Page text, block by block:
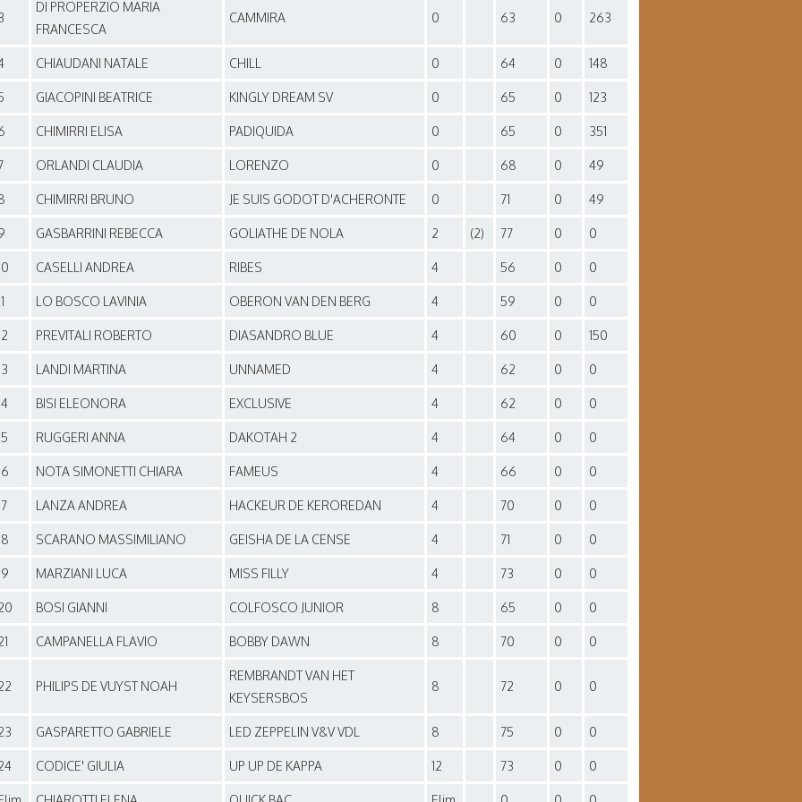
DI PROPERZIO MARIA
FRANCESCA
CAMMIRA 0 63 0 263
CHIAUDANI NATALE CHILL 0 64 0 148
GIACOPINI BEATRICE KINGLY DREAM SV 0 65 0 123
CHIMIRRI ELISA PADIQUIDA 0 65 0 351
ORLANDI CLAUDIA LORENZO 0 68 0 49
CHIMIRRI BRUNO JE SUIS GODOT D'ACHERONTE 0 71 0 49
GASBARRINI REBECCA GOLIATHE DE NOLA 2 (2) 77 0 0
CASELLI ANDREA RIBES 4 56 0 0
LO BOSCO LAVINIA OBERON VAN DEN BERG 4 59 0 0
PREVITALI ROBERTO DIASANDRO BLUE 4 60 0 150
LANDI MARTINA UNNAMED 4 62 0 0
BISI ELEONORA EXCLUSIVE 4 62 0 0
RUGGERI ANNA DAKOTAH 2 4 64 0 0
NOTA SIMONETTI CHIARA FAMEUS 4 66 0 0
LANZA ANDREA HACKEUR DE KEROREDAN 4 70 0 0
SCARANO MASSIMILIANO GEISHA DE LA CENSE 4 71 0 0
MARZIANI LUCA MISS FILLY 4 73 0 0
BOSI GIANNI COLFOSCO JUNIOR 8 65 0 0
CAMPANELLA FLAVIO BOBBY DAWN 8 70 0 0
PHILIPS DE VUYST NOAH
REMBRANDT VAN HET
KEYSERSBOS
8 72 0 0
GASPARETTO GABRIELE LED ZEPPELIN V&V VDL 8 75 0 0
CODICE' GIULIA UP UP DE KAPPA 12 73 0 0